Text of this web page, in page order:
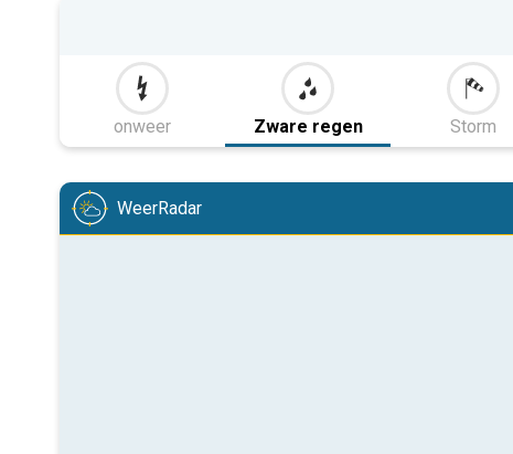
onweer Zware regen Storm
WeerRadar